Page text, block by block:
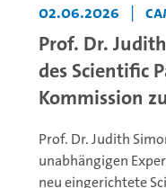
02.06.2026 |
Prof. Dr.
des Scientific
Kommission
Prof. Dr. Judith
unabhängigen
neu eingerichtete